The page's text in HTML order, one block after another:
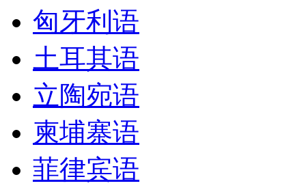
匈牙利语
土耳其语
立陶宛语
柬埔寨语
菲律宾语